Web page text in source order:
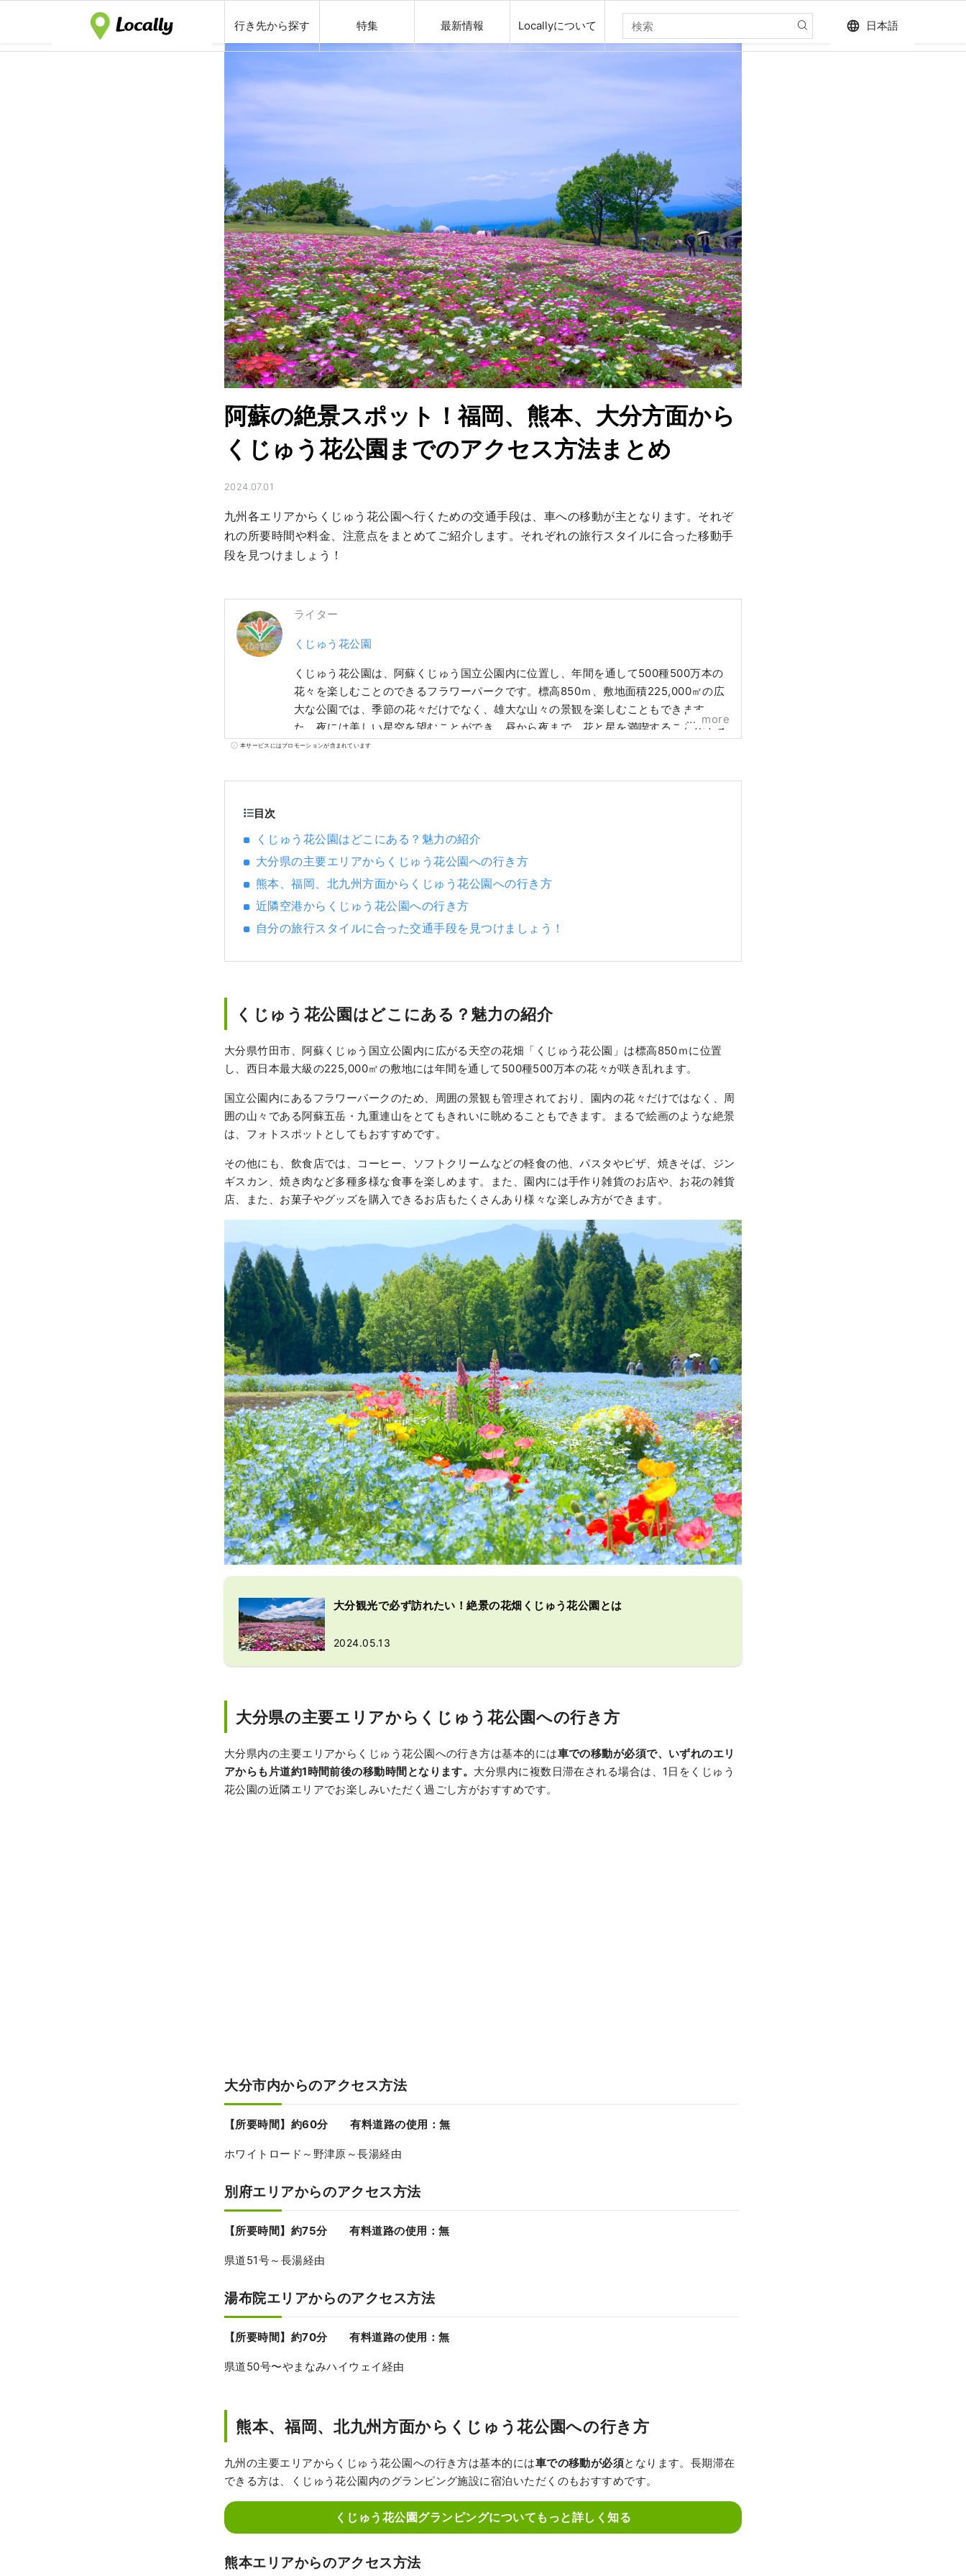
行き先から探す 特集 最新情報 Locallyについて language 日本語
阿蘇の絶景スポット！福岡、熊本、大分方面から
くじゅう花公園までのアクセス方法まとめ
2024.07.01
九州各エリアからくじゅう花公園へ行くための交通手段は、車への移動が主となります。それぞ
れの所要時間や料金、注意点をまとめてご紹介します。それぞれの旅行スタイルに合った移動手
段を見つけましょう！
ライター
くじゅう花公園
くじゅう花公園は、阿蘇くじゅう国立公園内に位置し、年間を通して500種500万本の
花々を楽しむことのできるフラワーパークです。標高850ｍ、敷地面積225,000㎡の広
大な公園では、季節の花々だけでなく、雄大な山々の景観を楽しむこともできます。ま
た、夜には美しい星空を望むことができ、昼から夜まで、花と星を満喫することができ
ます。近くには、様々な温泉郷があり、花を楽しんだ後には素晴らしい温泉を巡り、心
城跡や城下町もほど近く、歴史と文化に触れることもできる地域となっています。くじ
more
本サービスにはプロモーションが含まれています
目次
くじゅう花公園はどこにある？魅力の紹介
大分県の主要エリアからくじゅう花公園への行き方
熊本、福岡、北九州方面からくじゅう花公園への行き方
近隣空港からくじゅう花公園への行き方
自分の旅行スタイルに合った交通手段を見つけましょう！
くじゅう花公園はどこにある？魅力の紹介
大分県竹田市、阿蘇くじゅう国立公園内に広がる天空の花畑「くじゅう花公園」は標高850ｍに位置
し、西日本最大級の225,000㎡の敷地には年間を通して500種500万本の花々が咲き乱れます。
国立公園内にあるフラワーパークのため、周囲の景観も管理されており、園内の花々だけではなく、周
囲の山々である阿蘇五岳・九重連山をとてもきれいに眺めることもできます。まるで絵画のような絶景
は、フォトスポットとしてもおすすめです。
その他にも、飲食店では、コーヒー、ソフトクリームなどの軽食の他、パスタやピザ、焼きそば、ジン
ギスカン、焼き肉など多種多様な食事を楽しめます。また、園内には手作り雑貨のお店や、お花の雑貨
店、また、お菓子やグッズを購入できるお店もたくさんあり様々な楽しみ方ができます。
大分観光で必ず訪れたい！絶景の花畑くじゅう花公園とは
2024.05.13
大分県の主要エリアからくじゅう花公園への行き方
大分県内の主要エリアからくじゅう花公園への行き方は基本的には車での移動が必須で、いずれのエリ
アからも片道約1時間前後の移動時間となります。 大分県内に複数日滞在される場合は、1日をくじゅう
花公園の近隣エリアでお楽しみいただく過ごし方がおすすめです。
大分市内からのアクセス方法
【所要時間】約60分 有料道路の使用：無
ホワイトロード～野津原～長湯経由
別府エリアからのアクセス方法
【所要時間】約75分 有料道路の使用：無
県道51号～長湯経由
湯布院エリアからのアクセス方法
【所要時間】約70分 有料道路の使用：無
県道50号〜やまなみハイウェイ経由
熊本、福岡、北九州方面からくじゅう花公園への行き方
九州の主要エリアからくじゅう花公園への行き方は基本的には車での移動が必須となります。長期滞在
できる方は、くじゅう花公園内のグランピング施設に宿泊いただくのもおすすめです。
くじゅう花公園グランピングについてもっと詳しく知る
熊本エリアからのアクセス方法